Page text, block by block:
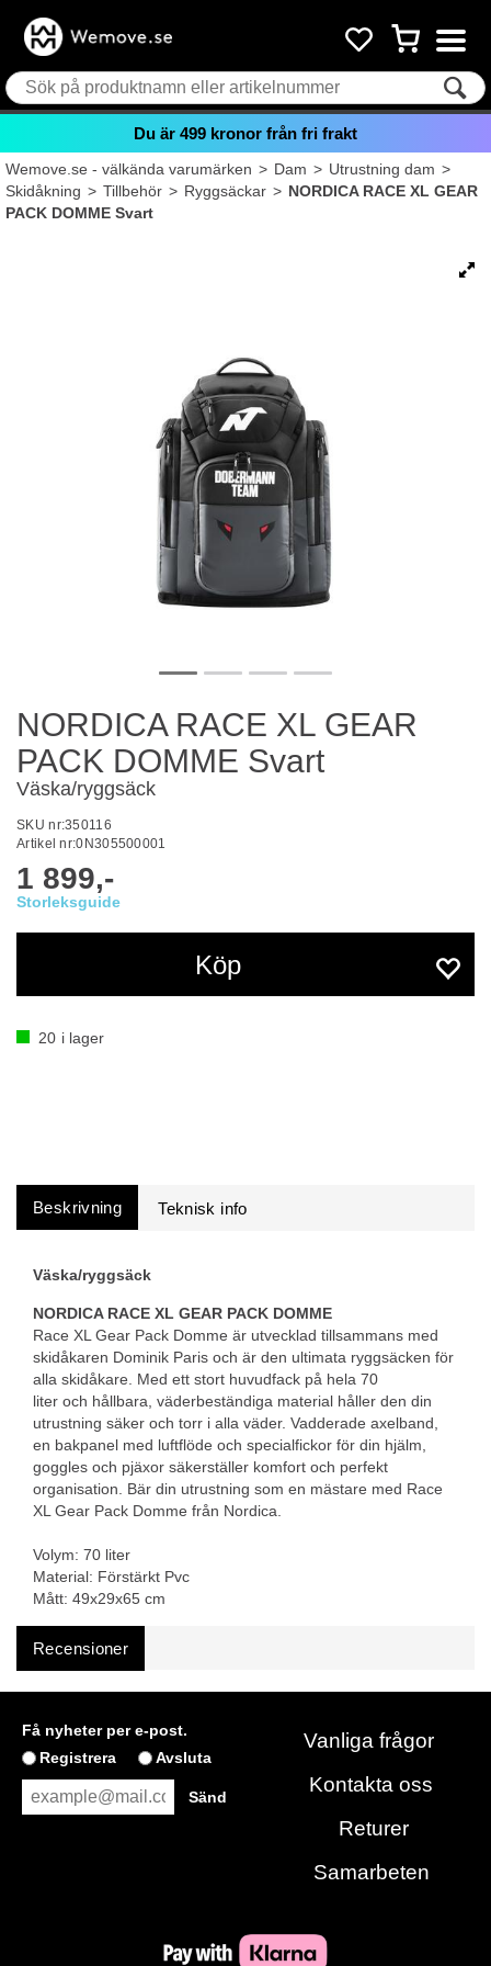
Du är 499 kronor från fri frakt
Wemove.se - välkända varumärken>Dam>Utrustning dam>
Skidåkning>Tillbehör>Ryggsäckar>NORDICA RACE XL GEAR
PACK DOMME Svart
NORDICA RACE XL GEAR
PACK DOMME Svart
Väska/ryggsäck
SKU nr:350116
Artikel nr:0N305500001
1 899,-
Köp
20 i lager
Beskrivning
Väska/ryggsäck
NORDICA RACE XL GEAR PACK DOMME
Race XL Gear Pack Domme är utvecklad tillsammans med
skidåkaren Dominik Paris och är den ultimata ryggsäcken för
alla skidåkare. Med ett stort huvudfack på hela 70
liter och hållbara, väderbeständiga material håller den din
utrustning säker och torr i alla väder. Vadderade axelband,
en bakpanel med luftflöde och specialfickor för din hjälm,
goggles och pjäxor säkerställer komfort och perfekt
organisation. Bär din utrustning som en mästare med Race
XL Gear Pack Domme från Nordica.
Volym: 70 liter
Material: Förstärkt Pvc
Mått: 49x29x65 cm
Recensioner
Få nyheter per e-post.
Registrera
Avsluta
Vanliga frågor
Kontakta oss
Returer
Samarbeten